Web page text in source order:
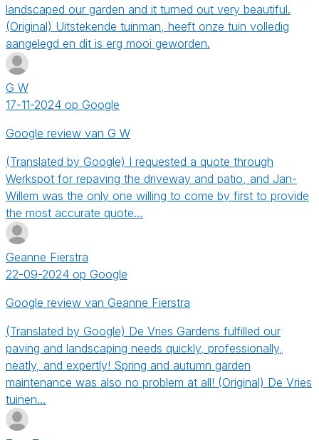
landscaped our garden and it turned out very beautiful.
(Original) Uitstekende tuinman, heeft onze tuin volledig
aangelegd en dit is erg mooi geworden.
G W
17-11-2024 op Google
Google review van G W
(Translated by Google) I requested a quote through
Werkspot for repaving the driveway and patio, and Jan-
Willem was the only one willing to come by first to provide
the most accurate quote…
Geanne Fierstra
22-09-2024 op Google
Google review van Geanne Fierstra
(Translated by Google) De Vries Gardens fulfilled our
paving and landscaping needs quickly, professionally,
neatly, and expertly! Spring and autumn garden
maintenance was also no problem at all! (Original) De Vries
tuinen…